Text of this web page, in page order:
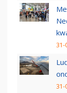
31-
31-